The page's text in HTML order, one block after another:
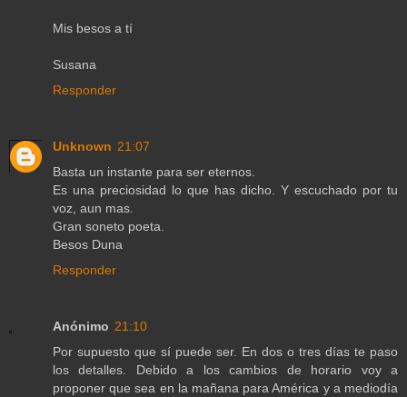
Mis besos a tí
Susana
Responder
Unknown 21:07
Basta un instante para ser eternos.
Es una preciosidad lo que has dicho. Y escuchado por tu
voz, aun mas.
Gran soneto poeta.
Besos Duna
Responder
Anónimo 21:10
Por supuesto que sí puede ser. En dos o tres días te paso
los detalles. Debido a los cambios de horario voy a
proponer que sea en la mañana para América y a mediodía